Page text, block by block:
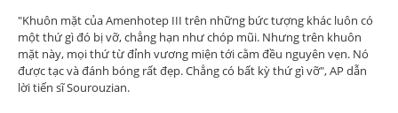
"Khuôn mặt của Amenhotep III trên những bức tượng khác luôn có
một thứ gì đó bị vỡ, chẳng hạn như chóp mũi. Nhưng trên khuôn
mặt này, mọi thứ từ đỉnh vương miện tới cằm đều nguyên vẹn. Nó
được tạc và đánh bóng rất đẹp. Chẳng có bất kỳ thứ gì vỡ", AP dẫn
lời tiến sĩ Sourouzian.